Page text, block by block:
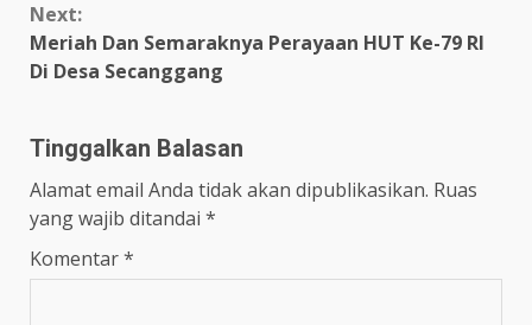
Next:
Meriah Dan Semaraknya Perayaan HUT Ke-79 RI
Di Desa Secanggang
Tinggalkan Balasan
Alamat email Anda tidak akan dipublikasikan. Ruas
yang wajib ditandai *
Komentar*